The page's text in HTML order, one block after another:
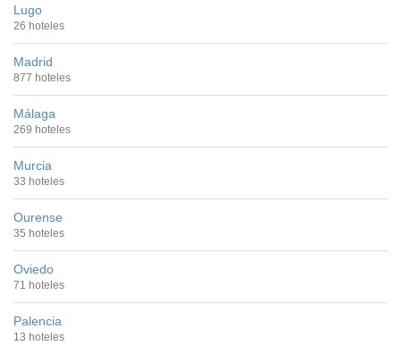
Lugo
26 hoteles
Madrid
877 hoteles
Málaga
269 hoteles
Murcia
33 hoteles
Ourense
35 hoteles
Oviedo
71 hoteles
Palencia
13 hoteles